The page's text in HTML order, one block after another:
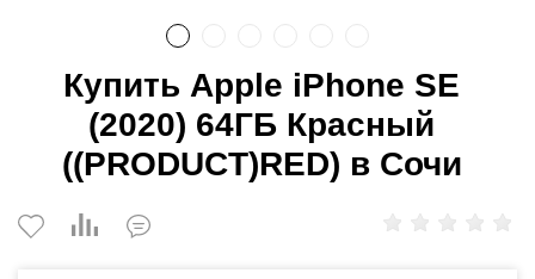
Купить Apple iPhone SE
(2020) 64ГБ Красный
((PRODUCT)RED) в Сочи